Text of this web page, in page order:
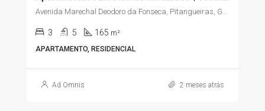
3 5 165 m²
APARTAMENTO, RESIDENCIAL
Ad Omnis 2 meses atrás